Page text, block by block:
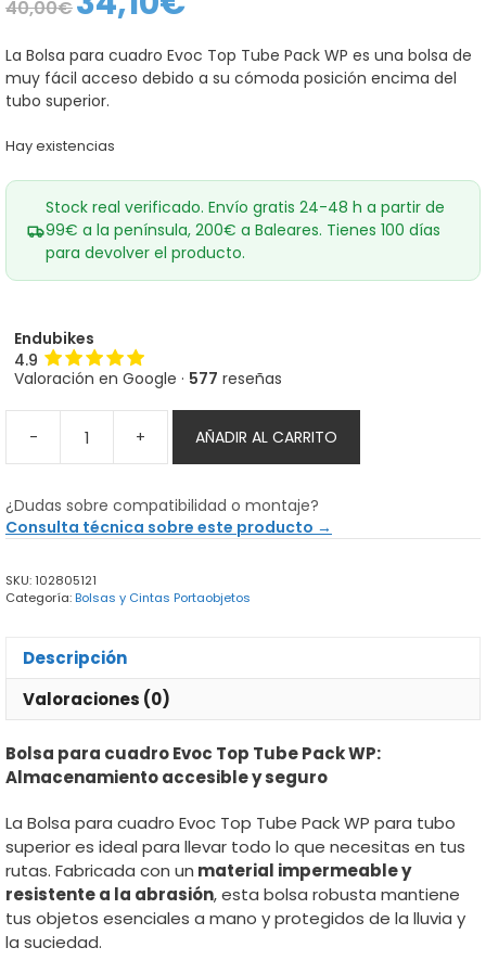
40,00€ precio
40,00€.
precio
34,10€.
La Bolsa para cuadro Evoc Top Tube Pack WP es una bolsa de
muy fácil acceso debido a su cómoda posición encima del
tubo superior.
Hay existencias
Stock real verificado. Envío gratis 24-48 h a partir de
99€ a la península, 200€ a Baleares. Tienes 100 días
para devolver el producto.
Endubikes
4.9
Valoración en Google · 577 reseñas
-
Bolsa
para
Evoc
Top
WP
+ AÑADIR AL CARRITO
¿Dudas sobre compatibilidad o montaje?
Consulta técnica sobre este producto →
SKU:102805121
Categoría:Bolsas y Cintas Portaobjetos
Descripción
Valoraciones (0)
Bolsa para cuadro Evoc Top Tube Pack WP:
Almacenamiento accesible y seguro
La Bolsa para cuadro Evoc Top Tube Pack WP para tubo
superior es ideal para llevar todo lo que necesitas en tus
rutas. Fabricada con un material impermeable y
resistente a la abrasión, esta bolsa robusta mantiene
tus objetos esenciales a mano y protegidos de la lluvia y
la suciedad.